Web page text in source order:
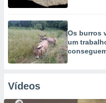
Os burros
um
Vídeos